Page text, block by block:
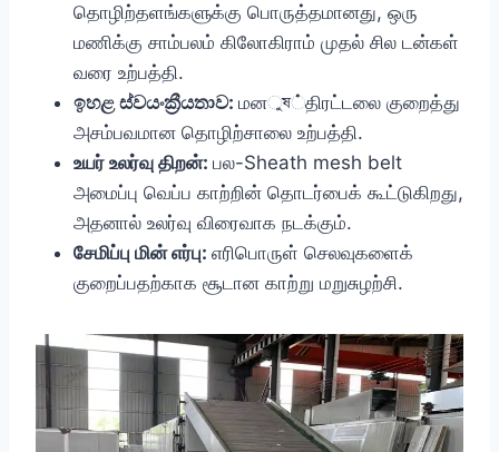
தொழிற்தளங்களுக்கு பொருத்தமானது, ஒரு
மணிக்கு சாம்பலம் கிலோகிராம் முதல் சில டன்கள்
வரை உற்பத்தி.
ඉහළ ස්වයංක්‍රීයතාව: மனুষ்திரட்டலை குறைத்து
அசம்பவமான தொழிற்சாலை உற்பத்தி.
உயர் உலர்வு திறன்: பல-Sheath mesh belt
அமைப்பு வெப்ப காற்றின் தொடர்பைக் கூட்டுகிறது,
அதனால் உலர்வு விரைவாக நடக்கும்.
சேமிப்பு மின் எர்பு: எரிபொருள் செலவுகளைக்
குறைப்பதற்காக சூடான காற்று மறுசுழற்சி.